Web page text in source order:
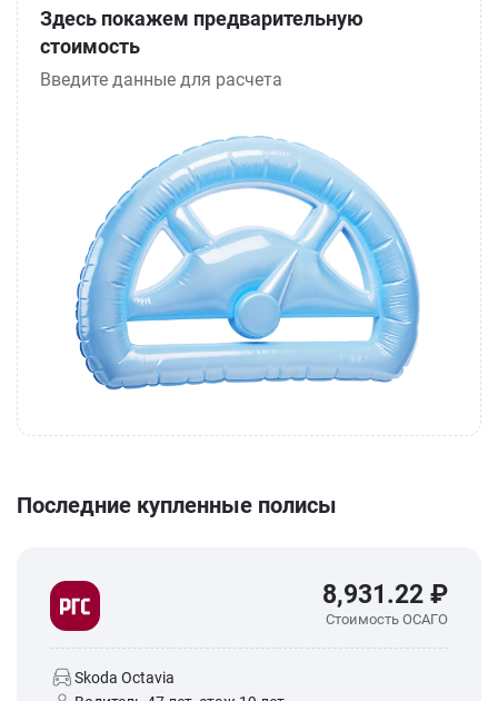
Здесь покажем предварительную
стоимость
Введите данные для расчета
Последние купленные полисы
8,931.22 ₽
Стоимость ОСАГО
Skoda Octavia